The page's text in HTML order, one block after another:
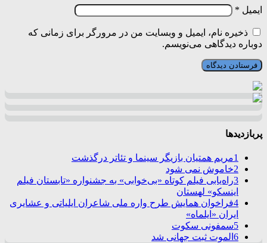
ایمیل *
ذخیره نام، ایمیل و وبسایت من در مرورگر برای زمانی که
دوباره دیدگاهی می‌نویسم.
پربازدیدها
1مریم همتیان بازیگر سینما و تئاتر درگذشت
2خاموش نمی شود
3راه‌یابی فیلم کوتاه «بی‌خوابی» به جشنواره «تابستان فیلم
اینسکو» لهستان
4فراخوان همایش طرح واره ملی شاعران ایلیاتی و عشایری
ایران «ایلماه»
5سمفونی سکوت
6 الموت ثبت جهانی شد